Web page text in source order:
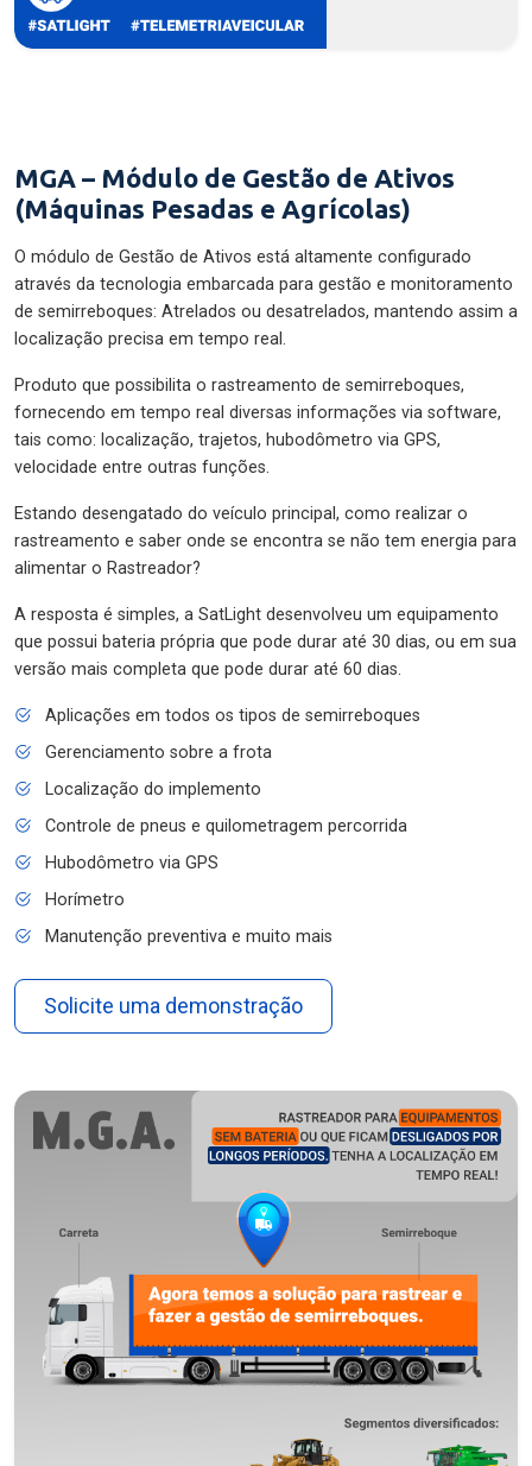
MGA – Módulo de Gestão de Ativos
(Máquinas Pesadas e Agrícolas)
O módulo de Gestão de Ativos está altamente configurado
através da tecnologia embarcada para gestão e monitoramento
de semirreboques: Atrelados ou desatrelados, mantendo assim a
localização precisa em tempo real.
Produto que possibilita o rastreamento de semirreboques,
fornecendo em tempo real diversas informações via software,
tais como: localização, trajetos, hubodômetro via GPS,
velocidade entre outras funções.
Estando desengatado do veículo principal, como realizar o
rastreamento e saber onde se encontra se não tem energia para
alimentar o Rastreador?
A resposta é simples, a SatLight desenvolveu um equipamento
que possui bateria própria que pode durar até 30 dias, ou em sua
versão mais completa que pode durar até 60 dias.
Aplicações em todos os tipos de semirreboques
Gerenciamento sobre a frota
Localização do implemento
Controle de pneus e quilometragem percorrida
Hubodômetro via GPS
Horímetro
Manutenção preventiva e muito mais
Solicite uma demonstração